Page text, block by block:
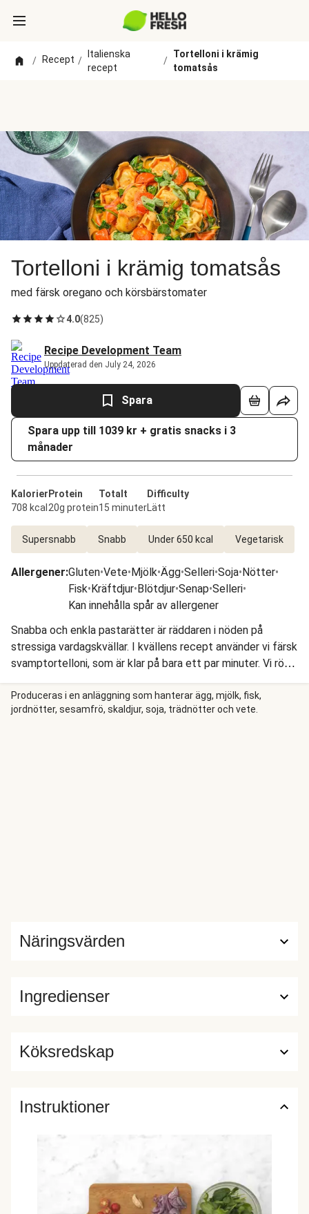
/ Recept /
Italienska
recept
/
Tortelloni i krämig
tomatsås
Tortelloni i krämig tomatsås
med färsk oregano och körsbärstomater
4.0(825)
Recipe Development Team
Uppdaterad den July 24, 2026
Spara
Spara upp till 1039 kr + gratis snacks i 3
månader
Kalorier
708 kcal
Protein
20g protein
Totalt
15 minuter
Difficulty
Lätt
Supersnabb Snabb Under 650 kcal Vegetarisk
Allergener:Gluten•Vete•Mjölk•Ägg•Selleri•Soja•Nötter•
Fisk•Kräftdjur•Blötdjur•Senap•Selleri•
Kan innehålla spår av allergener
Snabba och enkla pastarätter är räddaren i nöden på
stressiga vardagskvällar. I kvällens recept använder vi färsk
svamptortelloni, som är klar på bara ett par minuter. Vi rör
ner pastan i en krämig tomatsås med lök, vitlök,
körsbärstomater, spenat och härliga örtkryddor och toppar
med färsk oregano. Middag på en kvart!
Produceras i en anläggning som hanterar ägg, mjölk, fisk,
jordnötter, sesamfrö, skaldjur, soja, trädnötter och vete.
Ingredienser
Näringsvärden
Köksredskap
Instruktioner